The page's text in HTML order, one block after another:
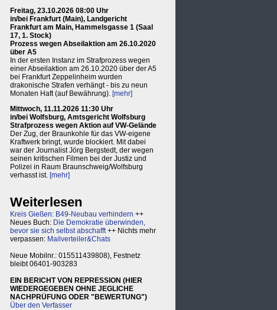
Freitag, 23.10.2026 08:00 Uhr
in/bei Frankfurt (Main), Landgericht
Frankfurt am Main, Hammelsgasse 1 (Saal
17, 1. Stock)
Prozess wegen Abseilaktion am 26.10.2020
über A5
In der ersten Instanz im Strafprozess wegen
einer Abseilaktion am 26.10.2020 über der A5
bei Frankfurt Zeppelinheim wurden
drakonische Strafen verhängt - bis zu neun
Monaten Haft (auf Bewährung). [mehr]
Mittwoch, 11.11.2026 11:30 Uhr
in/bei Wolfsburg, Amtsgericht Wolfsburg
Strafprozess wegen Aktion auf VW-Gelände
Der Zug, der Braunkohle für das VW-eigene
Kraftwerk bringt, wurde blockiert. Mit dabei
war der Journalist Jörg Bergstedt, der wegen
seinen kritischen Filmen bei der Justiz und
Polizei in Raum Braunschweig/Wolfsburg
verhasst ist. [mehr]
Weiterlesen
Kreis Gießen: B49-Neubau verhindern ++
Neues Buch: Die Demokratie überwinden,
bevor sie sich selbst abschafft++ Nichts mehr
verpassen: Mailverteiler&Chats
Neue Mobilnr.: 015511439808), Festnetz
bleibt 06401-903283
EIN BERICHT VON REPRESSION (HIER
WIEDERGEGEBEN OHNE JEGLICHE
NACHPRÜFUNG ODER "BEWERTUNG")
Über den Verfasser